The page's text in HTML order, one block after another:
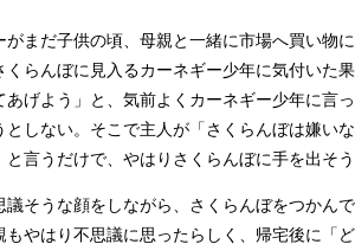
まだ子供の頃、母親と一緒に市場へ買い物
くらんぼに見入るカーネギー少年に気付いた
あげよう」と、気前よくカーネギー少年に言
としない。そこで主人が「さくらんぼは嫌い
と言うだけで、やはりさくらんぼに手を出そう
そうな顔をしながら、さくらんぼをつかん
もやはり不思議に思ったらしく、帰宅後に「